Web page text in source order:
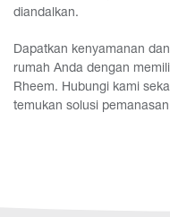
diandalkan.
Dapatkan kenyamanan
rumah Anda dengan
Rheem. Hubungi kami
temukan solusi